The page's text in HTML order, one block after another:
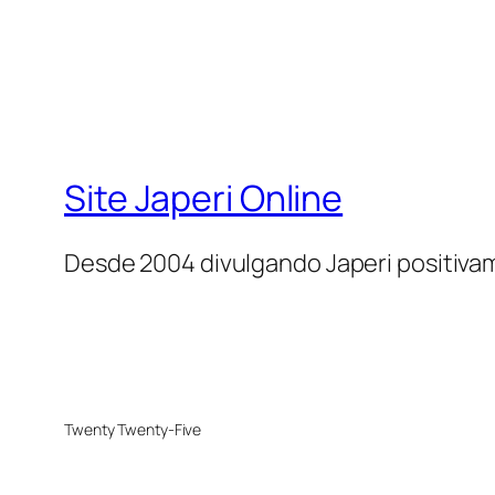
Site Japeri Online
Desde 2004 divulgando Japeri
Twenty Twenty-Five